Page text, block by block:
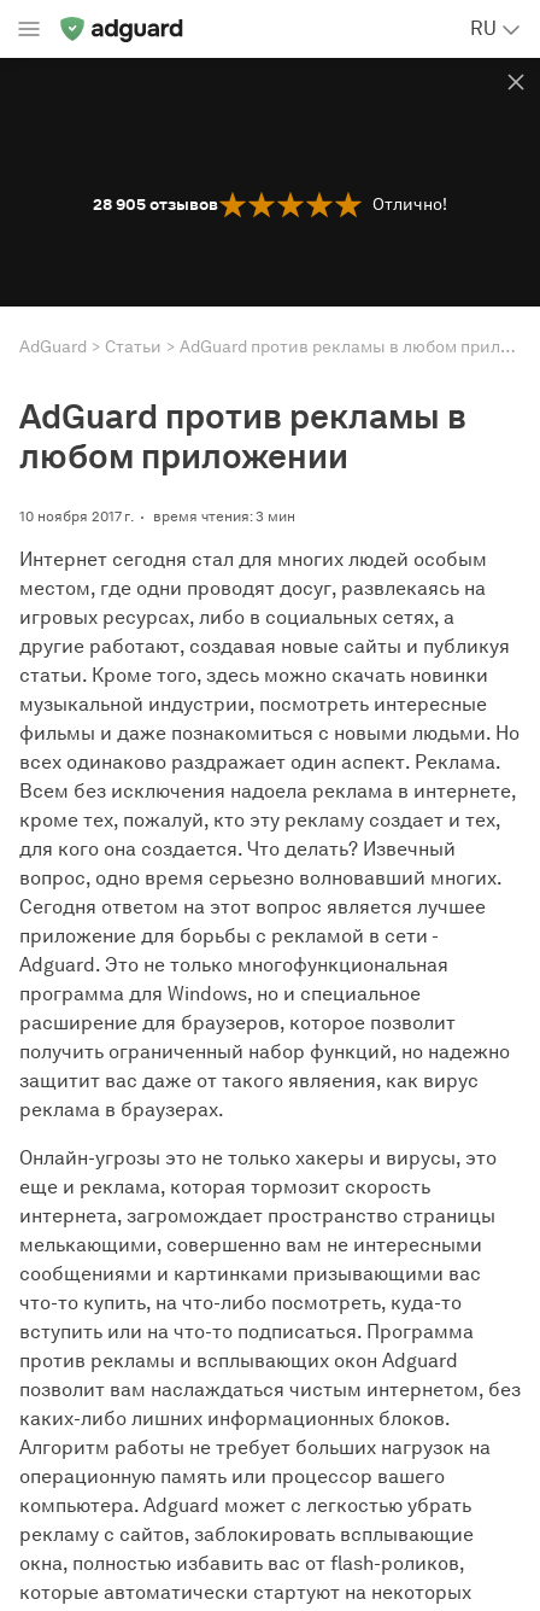
RU
28 905отзывов Отлично!
AdGuard Статьи AdGuard против рекламы в любом приложении
AdGuard против рекламы в
любом приложении
10 ноября 2017 г. время чтения: 3 мин
Интернет сегодня стал для многих людей особым
местом, где одни проводят досуг, развлекаясь на
игровых ресурсах, либо в социальных сетях, а
другие работают, создавая новые сайты и публикуя
статьи. Кроме того, здесь можно скачать новинки
музыкальной индустрии, посмотреть интересные
фильмы и даже познакомиться с новыми людьми. Но
всех одинаково раздражает один аспект. Реклама.
Всем без исключения надоела реклама в интернете,
кроме тех, пожалуй, кто эту рекламу создает и тех,
для кого она создается. Что делать? Извечный
вопрос, одно время серьезно волновавший многих.
Сегодня ответом на этот вопрос является лучшее
приложение для борьбы с рекламой в сети -
Adguard. Это не только многофункциональная
программа для Windows, но и специальное
расширение для браузеров, которое позволит
получить ограниченный набор функций, но надежно
защитит вас даже от такого являения, как вирус
реклама в браузерах.
Онлайн-угрозы это не только хакеры и вирусы, это
еще и реклама, которая тормозит скорость
интернета, загромождает пространство страницы
мелькающими, совершенно вам не интересными
сообщениями и картинками призывающими вас
что-то купить, на что-либо посмотреть, куда-то
вступить или на что-то подписаться. Программа
против рекламы и всплывающих окон Adguard
позволит вам наслаждаться чистым интернетом, без
каких-либо лишних информационных блоков.
Алгоритм работы не требует больших нагрузок на
операционную память или процессор вашего
компьютера. Adguard может с легкостью убрать
рекламу с сайтов, заблокировать всплывающие
окна, полностью избавить вас от flash-роликов,
которые автоматически стартуют на некоторых